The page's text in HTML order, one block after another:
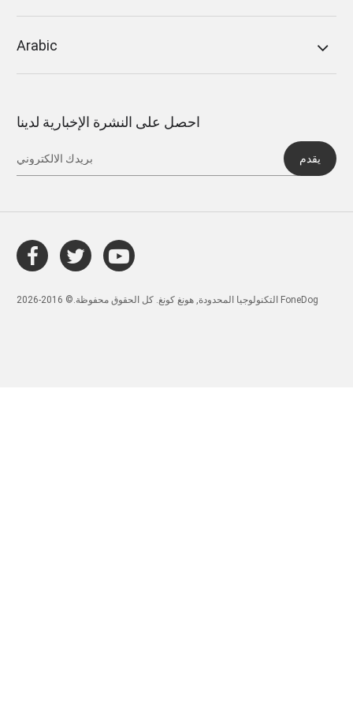
Arabic
احصل على النشرة الإخبارية لدينا
يقدم
التكنولوجيا المحدودة, هونغ كونغ. كل الحقوق محفوظة.© 2016-2026 FoneDog